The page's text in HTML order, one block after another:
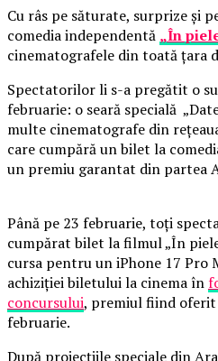
Cu râs pe săturate, surprize și
comedia independentă „În
cinematografele din toată țara
Spectatorilor li s-a pregătit o
februarie: o seară specială
multe cinematografe din
care cumpără un bilet la
un premiu garantat din partea
Până pe 23 februarie, toți
cumpărat bilet la filmul „În
cursa pentru un iPhone 17 Pro
achiziției biletului la cinema în
concursului, premiul fiind
februarie.
După proiecțiile speciale din